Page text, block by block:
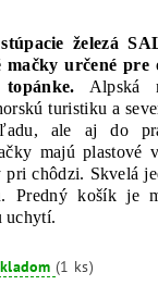
železá
určené pre
Alpská
turistiku a
ale aj do
majú plastové
chôdzi. Skvelá
Predný košík je
uchytí.
(1 ks)